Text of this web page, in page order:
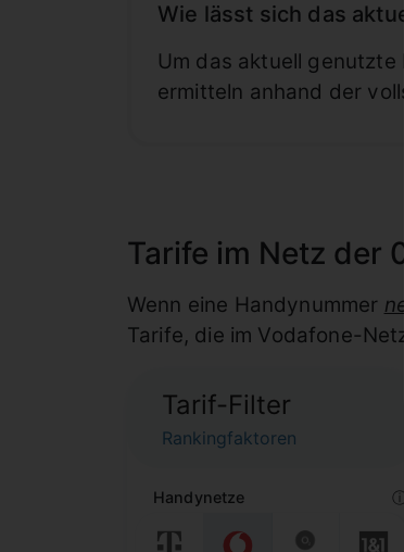
Wie lässt sich das
Um das aktuell
ermitteln anhand der
Tarife im Netz der
Wenn eine Handynummer
Tarife, die im Vodafone-
Tarif-Filter
Rankingfaktoren
Handynetze